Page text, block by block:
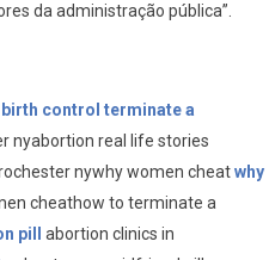
da administração pública”.
control terminate a
nyabortion real life stories
nywhy women cheatwhy
cheathow to terminate a
pill
abortion clinics in